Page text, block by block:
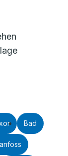
Bad